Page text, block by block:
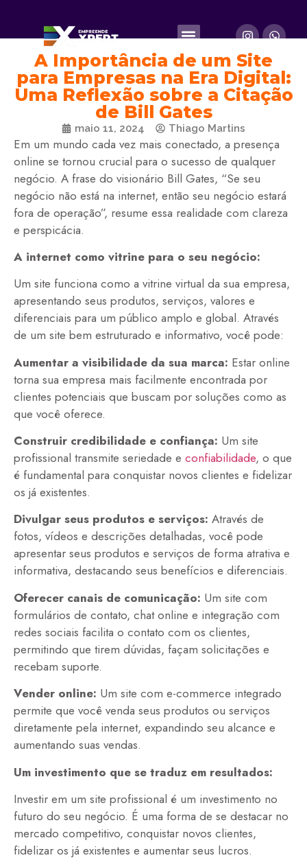
A Importância de um Site
para Empresas na Era Digital:
Uma Reflexão sobre a Citação
de Bill Gates
maio 11, 2024 Thiago Martins
Em um mundo cada vez mais conectado, a presença
online se tornou crucial para o sucesso de qualquer
negócio. A frase do visionário Bill Gates, “Se seu
negócio não está na internet, então seu negócio estará
fora de operação”, resume essa realidade com clareza
e perspicácia.
A internet como vitrine para o seu negócio:
Um site funciona como a vitrine virtual da sua empresa,
apresentando seus produtos, serviços, valores e
diferenciais para um público amplo e global. Através
de um site bem estruturado e informativo, você pode:
Aumentar a visibilidade da sua marca: Estar online
torna sua empresa mais facilmente encontrada por
clientes potenciais que buscam por soluções como as
que você oferece.
Construir credibilidade e confiança: Um site
profissional transmite seriedade e confiabilidade, o que
é fundamental para conquistar novos clientes e fidelizar
os já existentes.
Divulgar seus produtos e serviços: Através de
fotos, vídeos e descrições detalhadas, você pode
apresentar seus produtos e serviços de forma atrativa e
informativa, destacando seus benefícios e diferenciais.
Oferecer canais de comunicação: Um site com
formulários de contato, chat online e integração com
redes sociais facilita o contato com os clientes,
permitindo que tirem dúvidas, façam solicitações e
recebam suporte.
Vender online: Um site com e-commerce integrado
permite que você venda seus produtos ou serviços
diretamente pela internet, expandindo seu alcance e
aumentando suas vendas.
Um investimento que se traduz em resultados:
Investir em um site profissional é um investimento no
futuro do seu negócio. É uma forma de se destacar no
mercado competitivo, conquistar novos clientes,
fidelizar os já existentes e aumentar seus lucros.